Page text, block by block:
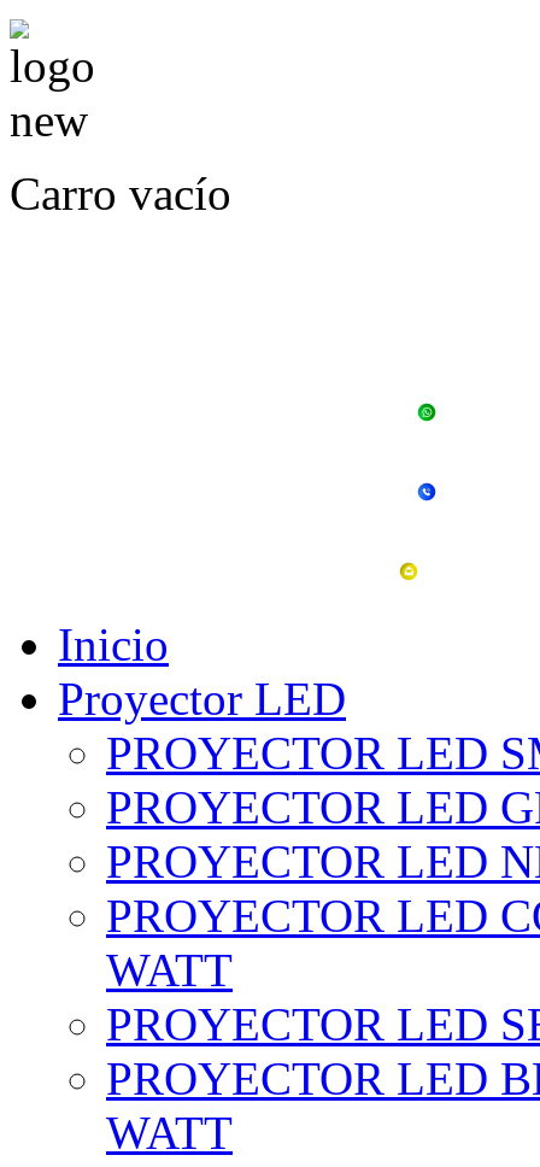
Carro vacío
Inicio
Proyector LED
PROYECTOR LED
PROYECTOR LED
PROYECTOR LED
PROYECTOR LED
WATT
PROYECTOR LED
PROYECTOR LED
WATT